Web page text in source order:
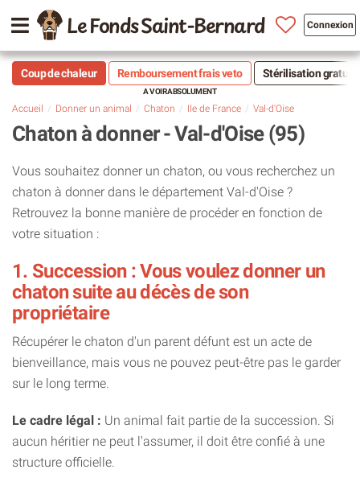
Le Fonds Saint-Bernard Connexion
Coup de chaleur Remboursement frais veto Stérilisation
Accueil Donner un animal Chaton Ile de France Val-d'Oise
Chaton à donner - Val-d'Oise (95)
Vous souhaitez donner un chaton, ou vous recherchez un
chaton à donner dans le département Val-d'Oise ?
Retrouvez la bonne manière de procéder en fonction de
votre situation :
1. Succession : Vous voulez donner un
chaton suite au décès de son
propriétaire
Récupérer le chaton d'un parent défunt est un acte de
bienveillance, mais vous ne pouvez peut-être pas le garder
sur le long terme.
Le cadre légal : Un animal fait partie de la succession. Si
aucun héritier ne peut l'assumer, il doit être confié à une
structure officielle.